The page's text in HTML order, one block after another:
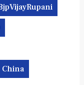
China